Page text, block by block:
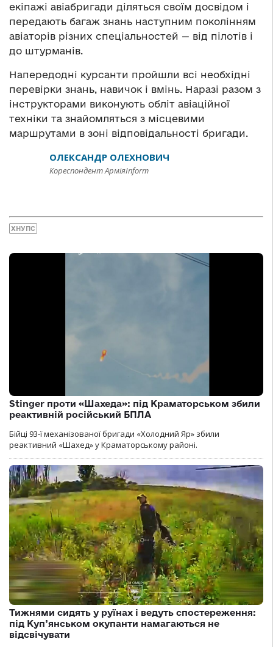
екіпажі авіабригади діляться своїм досвідом і
передають багаж знань наступним поколінням
авіаторів різних спеціальностей — від пілотів і
до штурманів.
Напередодні курсанти пройшли всі необхідні
перевірки знань, навичок і вмінь. Наразі разом з
інструкторами виконують обліт авіаційної
техніки та знайомляться з місцевими
маршрутами в зоні відповідальності бригади.
ОЛЕКСАНДР ОЛЕХНОВИЧ
Кореспондент АрміяInform
ХНУПС
Stinger проти «Шахеда»: під Краматорськом збили
реактивній російський БПЛА
Бійці 93-ї механізованої бригади «Холодний Яр» збили
реактивний «Шахед» у Краматорському районі.
Тижнями сидять у руїнах і ведуть спостереження:
під Куп’янськом окупанти намагаються не
відсвічувати